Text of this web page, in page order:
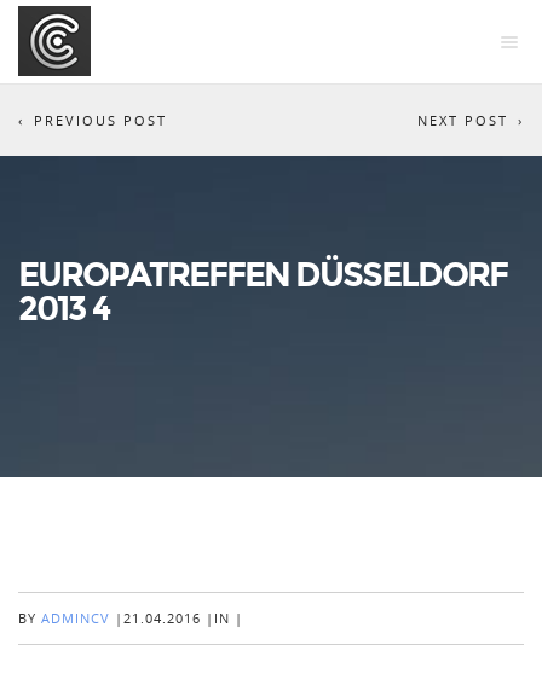
NEXT POST
PREVIOUS POST
EUROPATREFFEN DÜSSELDORF
2013 4
BY ADMINCV | 21.04.2016 | IN |